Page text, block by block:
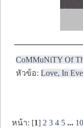
CoMMuNiTY Of
หัวข้อ:Love, In
หน้า: [1] 2 3 4 5 ... 10